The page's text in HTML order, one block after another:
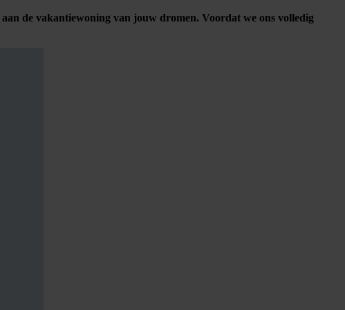
de vakantiewoning van jouw dromen. Voordat we ons volledig